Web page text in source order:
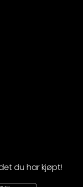
du har kjøpt!